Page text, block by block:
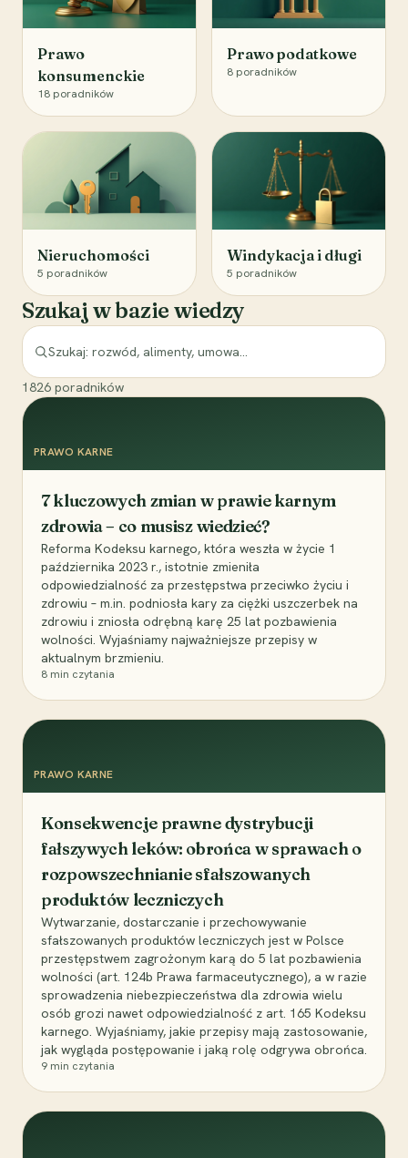
Prawo
konsumenckie
18 poradników
Prawo podatkowe
8 poradników
Nieruchomości
5 poradników
Windykacja i długi
5 poradników
Szukaj w bazie wiedzy
1826 poradników
PRAWO KARNE
7 kluczowych zmian w prawie karnym
zdrowia – co musisz wiedzieć?
Reforma Kodeksu karnego, która weszła w życie 1
października 2023 r., istotnie zmieniła
odpowiedzialność za przestępstwa przeciwko życiu i
zdrowiu – m.in. podniosła kary za ciężki uszczerbek na
zdrowiu i zniosła odrębną karę 25 lat pozbawienia
wolności. Wyjaśniamy najważniejsze przepisy w
aktualnym brzmieniu.
8 min czytania
PRAWO KARNE
Konsekwencje prawne dystrybucji
fałszywych leków: obrońca w sprawach o
rozpowszechnianie sfałszowanych
produktów leczniczych
Wytwarzanie, dostarczanie i przechowywanie
sfałszowanych produktów leczniczych jest w Polsce
przestępstwem zagrożonym karą do 5 lat pozbawienia
wolności (art. 124b Prawa farmaceutycznego), a w razie
sprowadzenia niebezpieczeństwa dla zdrowia wielu
osób grozi nawet odpowiedzialność z art. 165 Kodeksu
karnego. Wyjaśniamy, jakie przepisy mają zastosowanie,
jak wygląda postępowanie i jaką rolę odgrywa obrońca.
9 min czytania